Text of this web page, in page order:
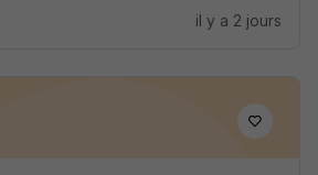
il y a 2 jours